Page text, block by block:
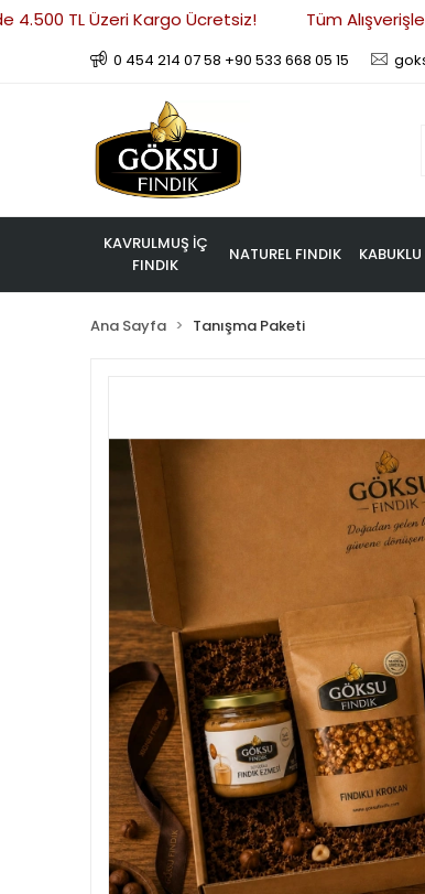
TL Üzeri Kargo Ücretsiz! Tüm
0 454 214 07 58 +90 533 668 05 15
KAVRULMUŞ İÇ
FINDIK
NATUREL FINDIK
Ana Sayfa Tanışma Paketi